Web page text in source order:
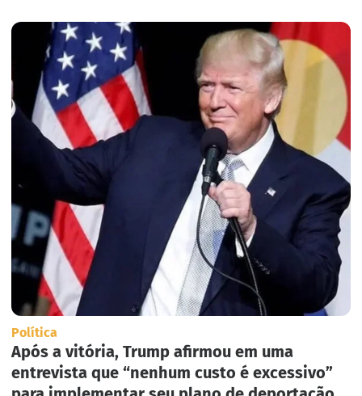
Política
Após a vitória, Trump afirmou em uma
entrevista que “nenhum custo é excessivo”